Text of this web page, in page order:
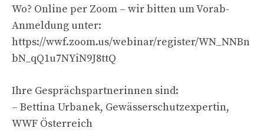
Wo? Online per Zoom – wir bitten um Vorab-
Anmeldung unter:
https://wwf.zoom.us/webinar/register/WN_NNBn
bN_qQ1u7NYiN9J8ttQ
Ihre Gesprächspartnerinnen sind:
– Bettina Urbanek, Gewässerschutzexpertin,
WWF Österreich